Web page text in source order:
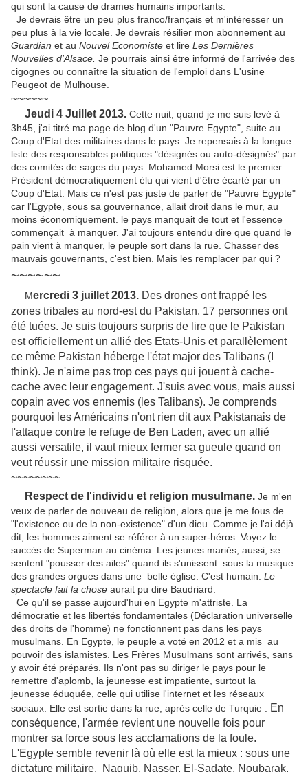
qui sont la cause de drames humains importants.
Je devrais être un peu plus franco/français et m'intéresser un
peu plus à la vie locale. Je devrais résilier mon abonnement au
Guardian et au Nouvel Economiste et lire Les Dernières
Nouvelles d'Alsace. Je pourrais ainsi être informé de l'arrivée des
cigognes ou connaître la situation de l'emploi dans L'usine
Peugeot de Mulhouse.
~~~~~~
Jeudi 4 Juillet 2013. Cette nuit, quand je me suis levé à
3h45, j'ai titré ma page de blog d'un "Pauvre Egypte", suite au
Coup d'Etat des militaires dans le pays. Je repensais à la longue
liste des responsables politiques "désignés ou auto-désignés" par
des comités de sages du pays. Mohamed Morsi est le premier
Président démocratiquement élu qui vient d'être écarté par un
Coup d'Etat. Mais ce n'est pas juste de parler de "Pauvre Egypte"
car l'Egypte, sous sa gouvernance, allait droit dans le mur, au
moins économiquement. le pays manquait de tout et l'essence
commençait à manquer. J'ai toujours entendu dire que quand le
pain vient à manquer, le peuple sort dans la rue. Chasser des
mauvais gouvernants, c'est bien. Mais les remplacer par qui ?
~~~~~~
Mercredi 3 juillet 2013. Des drones ont frappé les
zones tribales au nord-est du Pakistan. 17 personnes ont
été tuées. Je suis toujours surpris de lire que le Pakistan
est officiellement un allié des Etats-Unis et parallèlement
ce même Pakistan héberge l'état major des Talibans (I
think). Je n'aime pas trop ces pays qui jouent à cache-
cache avec leur engagement. J'suis avec vous, mais aussi
copain avec vos ennemis (les Talibans). Je comprends
pourquoi les Américains n'ont rien dit aux Pakistanais de
l'attaque contre le refuge de Ben Laden, avec un allié
aussi versatile, il vaut mieux fermer sa gueule quand on
veut réussir une mission militaire risquée.
~~~~~~~~
Respect de l'individu et religion musulmane. Je m'en
veux de parler de nouveau de religion, alors que je me fous de
"l'existence ou de la non-existence" d'un dieu. Comme je l'ai déjà
dit, les hommes aiment se référer à un super-héros. Voyez le
succès de Superman au cinéma. Les jeunes mariés, aussi, se
sentent "pousser des ailes" quand ils s'unissent sous la musique
des grandes orgues dans une belle église. C'est humain. Le
spectacle fait la chose aurait pu dire Baudriard.
Ce qu'il se passe aujourd'hui en Egypte m'attriste. La
démocratie et les libertés fondamentales (Déclaration universelle
des droits de l'homme) ne fonctionnent pas dans les pays
musulmans. En Egypte, le peuple a voté en 2012 et a mis au
pouvoir des islamistes. Les Frères Musulmans sont arrivés, sans
y avoir été préparés. Ils n'ont pas su diriger le pays pour le
remettre d'aplomb, la jeunesse est impatiente, surtout la
jeunesse éduquée, celle qui utilise l'internet et les réseaux
sociaux. Elle est sortie dans la rue, après celle de Turquie .
En
conséquence, l'armée revient une nouvelle fois pour
montrer sa force sous les acclamations de la foule.
L'Egypte semble revenir là où elle est la mieux : sous une
dictature militaire. Naguib, Nasser, El-Sadate, Noubarak.